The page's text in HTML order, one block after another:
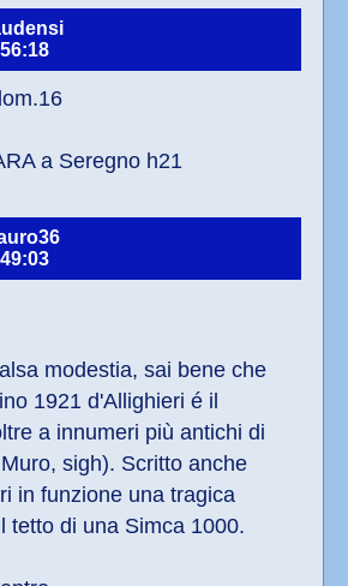
a Seregno h21
modestia, sai bene che
1921 d'Allighieri é il
a innumeri più antichi di
sigh). Scritto anche
in funzione una tragica
tetto di una Simca 1000.